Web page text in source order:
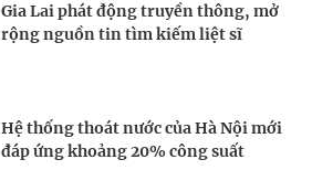
Gia Lai phát động truyền thông, mở
rộng nguồn tin tìm kiếm liệt sĩ
Hệ thống thoát nước của Hà Nội mới
đáp ứng khoảng 20% công suất